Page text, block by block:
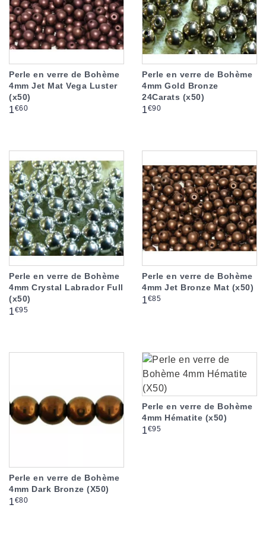
Perle en verre de Bohème
4mm Jet Mat Vega Luster
(x50)
Prix
1€60
Perle en verre de Bohème
4mm Gold Bronze
24Carats (x50)
Prix
1€90
Perle en verre de Bohème
4mm Crystal Labrador Full
(x50)
Prix
1€95
Perle en verre de Bohème
4mm Jet Bronze Mat (x50)
Prix
1€85
Perle en verre de Bohème
4mm Dark Bronze (X50)
Prix
1€80
Perle en verre de Bohème
4mm Hématite (x50)
Prix
1€95